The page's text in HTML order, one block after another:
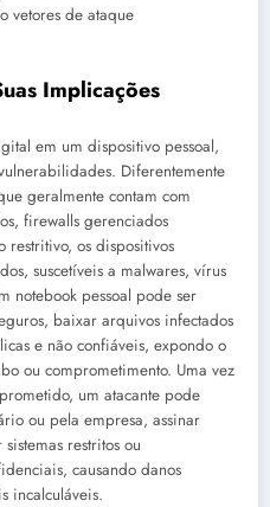
vetores de ataque
Implicações
em um dispositivo pessoal,
Diferentemente
geralmente contam com
firewalls gerenciados
restritivo, os dispositivos
suscetíveis a malwares, vírus
notebook pessoal pode ser
baixar arquivos infectados
e não confiáveis, expondo o
ou comprometimento. Uma vez
um atacante pode
ou pela empresa, assinar
restritos ou
causando danos
incalculáveis.